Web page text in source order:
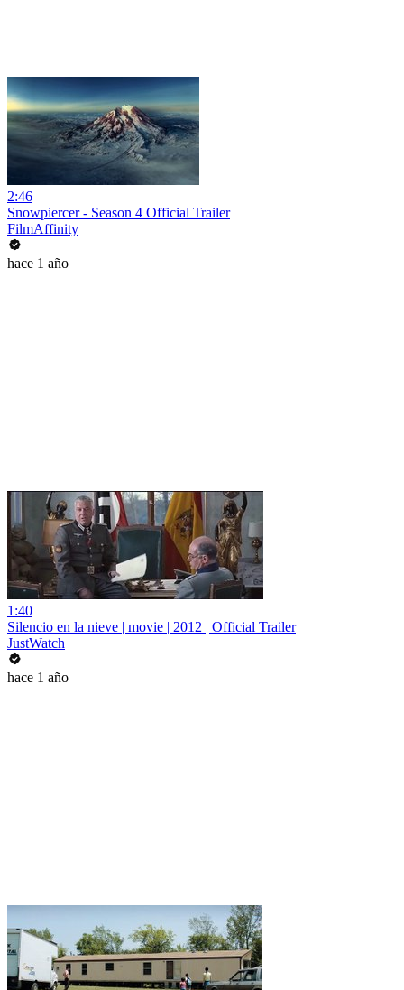
2:46
Snowpiercer - Season 4 Official Trailer
FilmAffinity
hace 1 año
1:40
Silencio en la nieve | movie | 2012 | Official Trailer
JustWatch
hace 1 año